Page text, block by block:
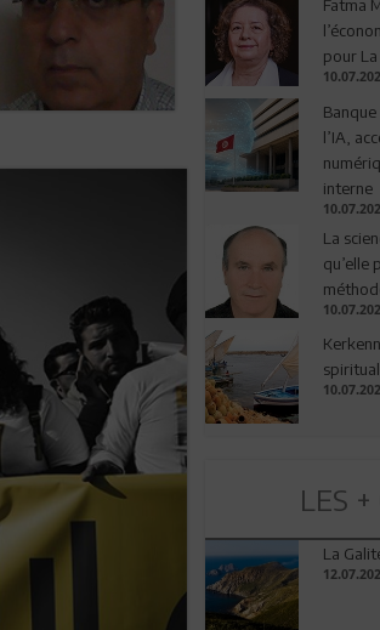
Fatma
pour La
l’IA,
interne
La
qu’elle
LES
La